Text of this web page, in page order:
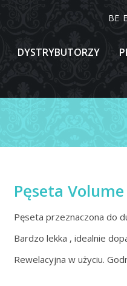
BE
DYSTRYBUTORZY
Pęseta
Pęseta przeznaczona do
Bardzo lekka , idealnie
Rewelacyjna w użyciu.